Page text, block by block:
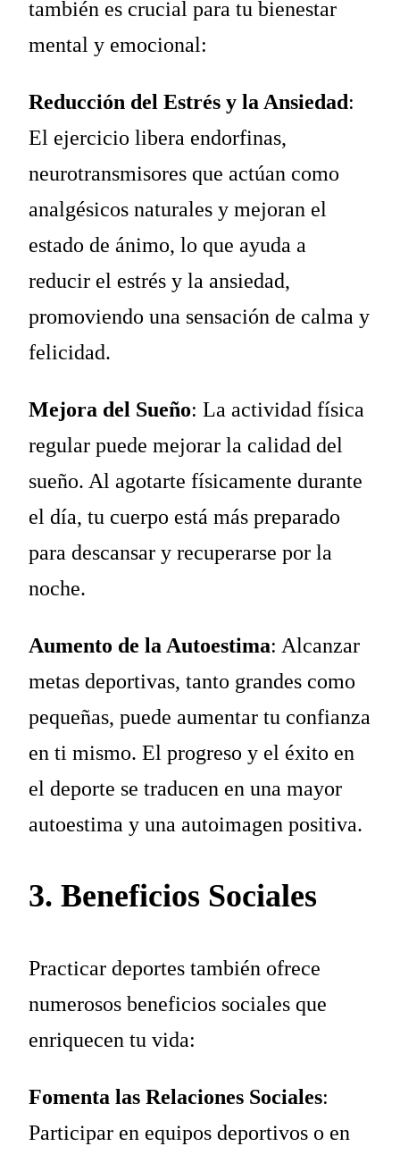
también es crucial para tu bienestar
mental y emocional:
Reducción del Estrés y la Ansiedad:
El ejercicio libera endorfinas,
neurotransmisores que actúan como
analgésicos naturales y mejoran el
estado de ánimo, lo que ayuda a
reducir el estrés y la ansiedad,
promoviendo una sensación de calma y
felicidad.
Mejora del Sueño: La actividad física
regular puede mejorar la calidad del
sueño. Al agotarte físicamente durante
el día, tu cuerpo está más preparado
para descansar y recuperarse por la
noche.
Aumento de la Autoestima: Alcanzar
metas deportivas, tanto grandes como
pequeñas, puede aumentar tu confianza
en ti mismo. El progreso y el éxito en
el deporte se traducen en una mayor
autoestima y una autoimagen positiva.
3. Beneficios Sociales
Practicar deportes también ofrece
numerosos beneficios sociales que
enriquecen tu vida:
Fomenta las Relaciones Sociales:
Participar en equipos deportivos o en